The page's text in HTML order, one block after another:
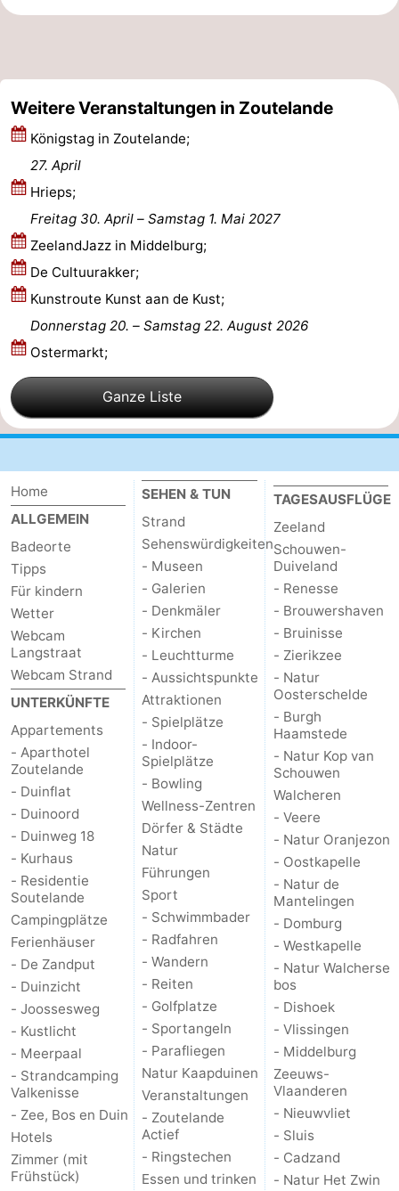
und
trinken
Veranstaltungen
-
Ringstechen
Zoutelande
Actief
Praktisch
Forum
Route
-
Parken
Reisebuchshop
Medizin
Zeeland
Schouwen-
Duiveland
-
Renesse
-
Brouwershaven
Bruinisse
-
Zierikzee
Natur
Oosterschelde
Burgh
Haamstede
Natur
Kop
van
Schouwen
Walcheren
-
Veere
-
Natur
Oranjezon
-
Oostkapelle
Mantelingen
Westkapelle
-
Natur
-
Weitere Veranstaltungen in Zoutelande
Königstag in Zoutelande;
27. April
Hrieps;
Freitag 30. April –
Samstag 1. Mai 2027
ZeelandJazz in Middelburg;
De Cultuurakker;
Kunstroute Kunst aan de Kust;
Donnerstag 20. – Samstag 22. August 2026
Ostermarkt;
Ganze Liste
Home
ALLGEMEIN
Badeorte
Tipps
Für kindern
Wetter
Webcam
Langstraat
Webcam Strand
UNTERKÜNFTE
Appartements
- Aparthotel
Zoutelande
- Duinflat
- Duinoord
- Duinweg 18
- Kurhaus
- Residentie
Soutelande
Campingplätze
Ferienhäuser
- De Zandput
- Duinzicht
- Joossesweg
- Kustlicht
- Meerpaal
- Strandcamping
Valkenisse
- Zee, Bos en Duin
Hotels
Zimmer (mit
Frühstück)
SEHEN & TUN
Strand
Sehenswürdigkeiten
- Museen
- Galerien
- Denkmäler
- Kirchen
- Leuchtturme
- Aussichtspunkte
Attraktionen
- Spielplätze
- Indoor-
Spielplätze
- Bowling
Wellness-Zentren
Dörfer & Städte
Natur
Führungen
Sport
- Schwimmbader
- Radfahren
- Wandern
- Reiten
- Golfplatze
- Sportangeln
- Parafliegen
Natur Kaapduinen
Veranstaltungen
- Zoutelande
Actief
- Ringstechen
Essen und trinken
TAGESAUSFLÜGE
Zeeland
Schouwen-
Duiveland
- Renesse
- Brouwershaven
- Bruinisse
- Zierikzee
- Natur
Oosterschelde
- Burgh
Haamstede
- Natur Kop van
Schouwen
Walcheren
- Veere
- Natur Oranjezon
- Oostkapelle
- Natur de
Mantelingen
- Domburg
- Westkapelle
- Natur Walcherse
bos
- Dishoek
- Vlissingen
- Middelburg
Zeeuws-
Vlaanderen
- Nieuwvliet
- Sluis
- Cadzand
- Natur Het Zwin